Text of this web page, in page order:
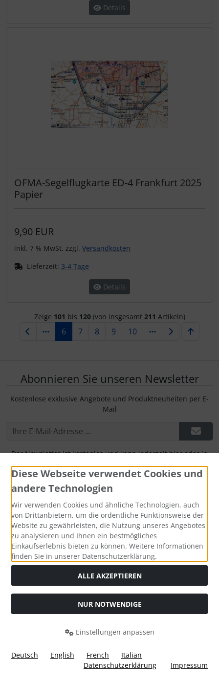
Details
OFMA-Segelflugkarte ED-4 Frankfurt 2025
Papier
9,90 EUR
inkl. 7 % MwSt. zzgl. Versandkosten
Lieferzeit: 3-4 Tage
Details
Zeige 101 bis 120(von insgesamt 211 Artikeln)
6 7 8 9 10
Abonnieren Sie unseren Newsletter
Kostenlose exklusive Angebote und Produktneuheiten per E-
Mail
Der Newsletter ist kostenlos und kann jederzeit hier oder in
Kontakt
Ülis Segelflugbedarf GmbH
Untergasse 1
63688 Gedern
Telefon: 0049-6045-950100
Mail: info@segelflugbedarf24.de
Mehr über...
Datenschutzerklärung und Hinweise
Diese Webseite verwendet Cookies und
andere Technologien
Wir verwenden Cookies und ähnliche Technologien, auch
von Drittanbietern, um die ordentliche Funktionsweise der
Website zu gewährleisten, die Nutzung unseres Angebotes
zu analysieren und Ihnen ein bestmögliches
Einkaufserlebnis bieten zu können. Weitere Informationen
finden Sie in unserer Datenschutzerklärung.
ALLE AKZEPTIEREN
NUR NOTWENDIGE
Einstellungen anpassen
Deutsch English French
Italian
Datenschutzerklärung
Impressum